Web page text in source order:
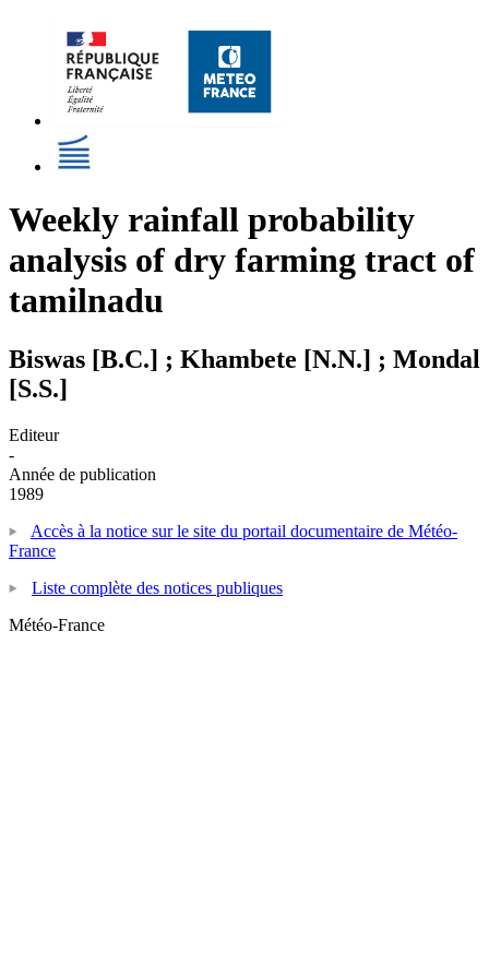
Weekly rainfall probability
analysis of dry farming tract of
tamilnadu
Biswas [B.C.] ; Khambete [N.N.] ; Mondal
[S.S.]
Editeur
-
Année de publication
1989
Accès à la notice sur le site du portail documentaire de Météo-
France
Liste complète des notices publiques
Météo-France